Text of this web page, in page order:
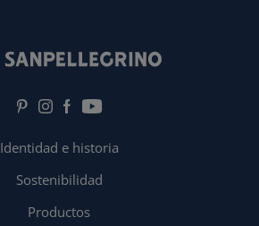
Identidad e historia
Sostenibilidad
Productos